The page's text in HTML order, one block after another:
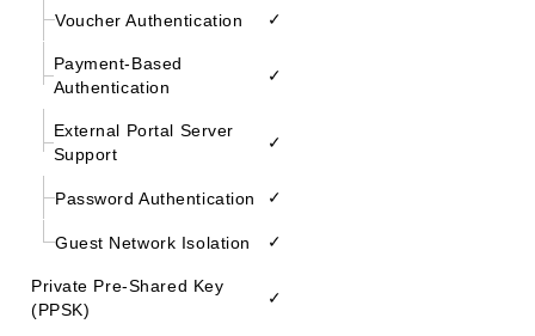
Voucher Authentication ✓
Payment-Based
Authentication
✓
External Portal Server
Support
✓
Password Authentication ✓
Guest Network Isolation ✓
Private Pre-Shared Key
(PPSK)
✓